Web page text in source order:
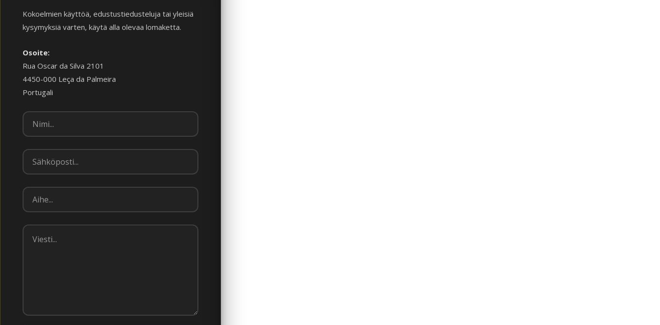
Kokoelmien käyttöä, edustustiedusteluja tai yleisiä
kysymyksiä varten, käytä alla olevaa lomaketta.
Osoite:
Rua Oscar da Silva 2101
4450-000 Leça da Palmeira
Portugali